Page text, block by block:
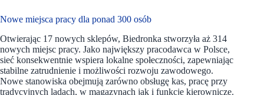
Nowe miejsca pracy dla ponad 300 osób
Otwierając 17 nowych sklepów, Biedronka stworzyła aż 314
nowych miejsc pracy. Jako największy pracodawca w Polsce,
sieć konsekwentnie wspiera lokalne społeczności, zapewniając
stabilne zatrudnienie i możliwości rozwoju zawodowego.
Nowe stanowiska obejmują zarówno obsługę kas, pracę przy
tradycyjnych ladach, w magazynach jak i funkcje kierownicze.